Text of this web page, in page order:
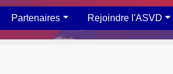
Partenaires Rejoindre l'ASVD